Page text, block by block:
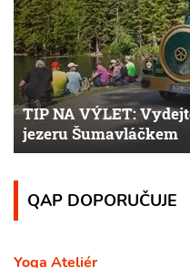
TIP NA VÝLET:
jezeru Šumavláčkem
QAP DOPORUČUJE
Yoga Ateliér